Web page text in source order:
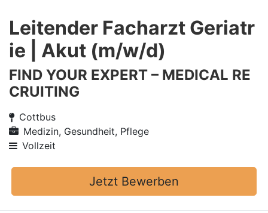
Leitender Facharzt Geriatr
ie | Akut (m/w/d)
FIND YOUR EXPERT – MEDICAL RE
CRUITING
Cottbus
Medizin, Gesundheit, Pflege
Vollzeit
Jetzt Bewerben